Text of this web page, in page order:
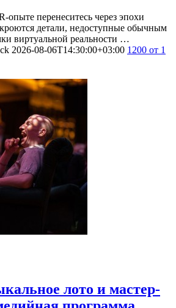
перенеситесь через эпохи
детали, недоступные обычным
виртуальной реальности …
2026-08-06T14:30:00+03:00 1200 от 1
лото и мастер-